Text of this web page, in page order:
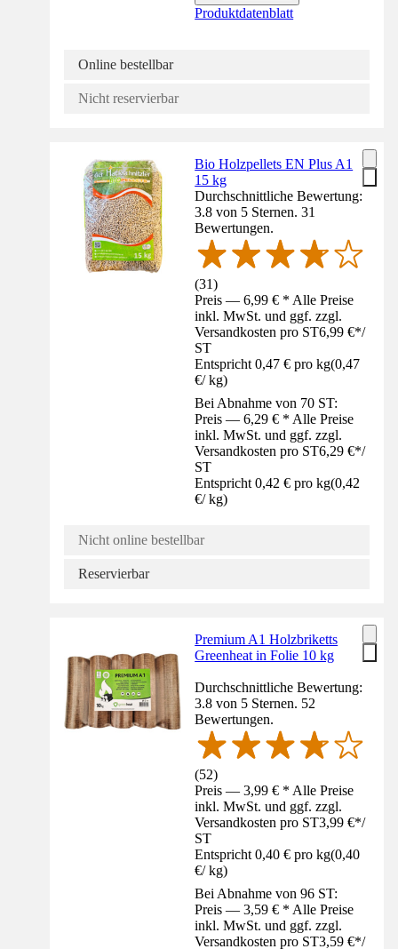
Produktdatenblatt
Online bestellbar
Nicht reservierbar
Bio Holzpellets EN Plus A1
15 kg
Durchschnittliche Bewertung:
3.8 von 5 Sternen. 31
Bewertungen.
(31)
Preis — 6,99 € * Alle Preise
inkl. MwSt. und ggf. zzgl.
Versandkosten pro ST6,99 €*/
ST
Entspricht 0,47 € pro kg(0,47
€/ kg)
Bei Abnahme von 70 ST:
Preis — 6,29 € * Alle Preise
inkl. MwSt. und ggf. zzgl.
Versandkosten pro ST6,29 €*/
ST
Entspricht 0,42 € pro kg(0,42
€/ kg)
Nicht online bestellbar
Reservierbar
Premium A1 Holzbriketts
Greenheat in Folie 10 kg
Durchschnittliche Bewertung:
3.8 von 5 Sternen. 52
Bewertungen.
(52)
Preis — 3,99 € * Alle Preise
inkl. MwSt. und ggf. zzgl.
Versandkosten pro ST3,99 €*/
ST
Entspricht 0,40 € pro kg(0,40
€/ kg)
Bei Abnahme von 96 ST:
Preis — 3,59 € * Alle Preise
inkl. MwSt. und ggf. zzgl.
Versandkosten pro ST3,59 €*/